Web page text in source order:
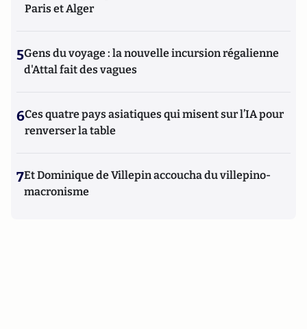
Paris et Alger
5Gens du voyage : la nouvelle incursion régalienne
d'Attal fait des vagues
6Ces quatre pays asiatiques qui misent sur l’IA pour
renverser la table
7Et Dominique de Villepin accoucha du villepino-
macronisme